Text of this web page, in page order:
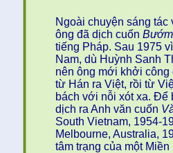
Ngoài chuyện sáng
ông đã dịch cuốn
tiếng Pháp. Sau 1975
Nam, dù Huỳnh Sanh
nên ông mới khởi
từ Hán ra Việt, rồi từ
bách với nỗi xót xa. Để
dịch ra Anh văn cuốn
South Vietnam, 1954-
Melbourne, Australia,
tâm trạng của một